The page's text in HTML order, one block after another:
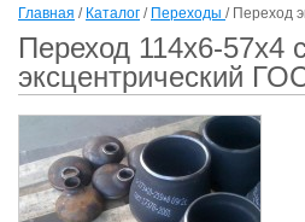
Главная / Каталог / Переходы / Переход
Переход 114х6-57х4
эксцентрический